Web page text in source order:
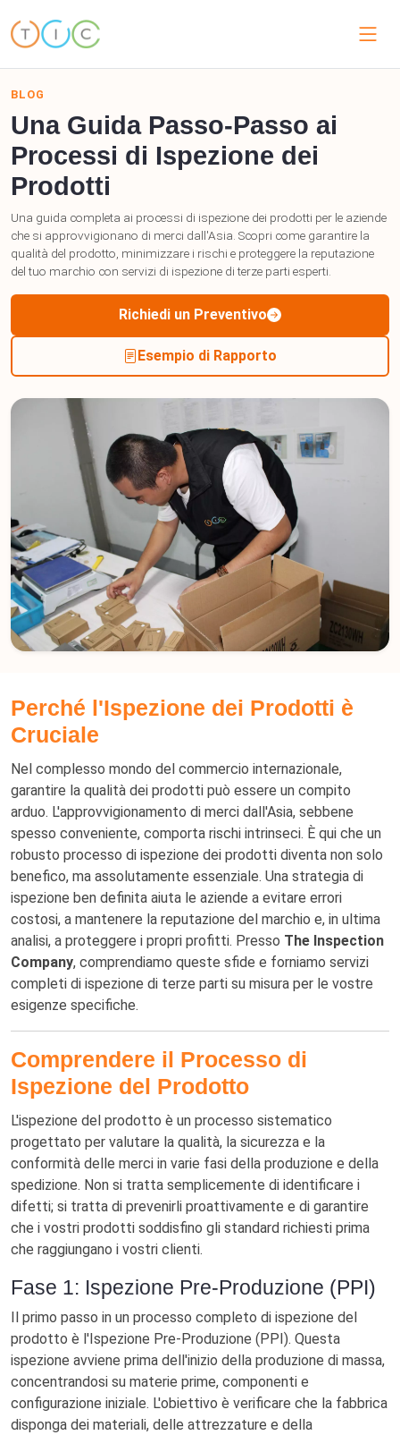
BLOG
Una Guida Passo-Passo ai
Processi di Ispezione dei
Prodotti
Una guida completa ai processi di ispezione dei prodotti per le aziende
che si approvvigionano di merci dall'Asia. Scopri come garantire la
qualità del prodotto, minimizzare i rischi e proteggere la reputazione
del tuo marchio con servizi di ispezione di terze parti esperti.
Richiedi un Preventivo
Esempio di Rapporto
Perché l'Ispezione dei Prodotti è
Cruciale
Nel complesso mondo del commercio internazionale,
garantire la qualità dei prodotti può essere un compito
arduo. L'approvvigionamento di merci dall'Asia, sebbene
spesso conveniente, comporta rischi intrinseci. È qui che un
robusto processo di ispezione dei prodotti diventa non solo
benefico, ma assolutamente essenziale. Una strategia di
ispezione ben definita aiuta le aziende a evitare errori
costosi, a mantenere la reputazione del marchio e, in ultima
analisi, a proteggere i propri profitti. Presso The Inspection
Company, comprendiamo queste sfide e forniamo servizi
completi di ispezione di terze parti su misura per le vostre
esigenze specifiche.
Comprendere il Processo di
Ispezione del Prodotto
L'ispezione del prodotto è un processo sistematico
progettato per valutare la qualità, la sicurezza e la
conformità delle merci in varie fasi della produzione e della
spedizione. Non si tratta semplicemente di identificare i
difetti; si tratta di prevenirli proattivamente e di garantire
che i vostri prodotti soddisfino gli standard richiesti prima
che raggiungano i vostri clienti.
Fase 1: Ispezione Pre-Produzione (PPI)
Il primo passo in un processo completo di ispezione del
prodotto è l'Ispezione Pre-Produzione (PPI). Questa
ispezione avviene prima dell'inizio della produzione di massa,
concentrandosi su materie prime, componenti e
configurazione iniziale. L'obiettivo è verificare che la fabbrica
disponga dei materiali, delle attrezzature e della